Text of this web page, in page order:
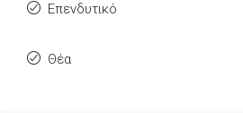
Επενδυτικό
Θέα